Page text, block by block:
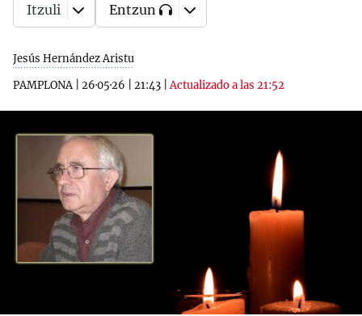
Jesús Hernández Aristu
PAMPLONA| 26·05·26 21:43 |Actualizado a las 21:52
Itzuli Entzun